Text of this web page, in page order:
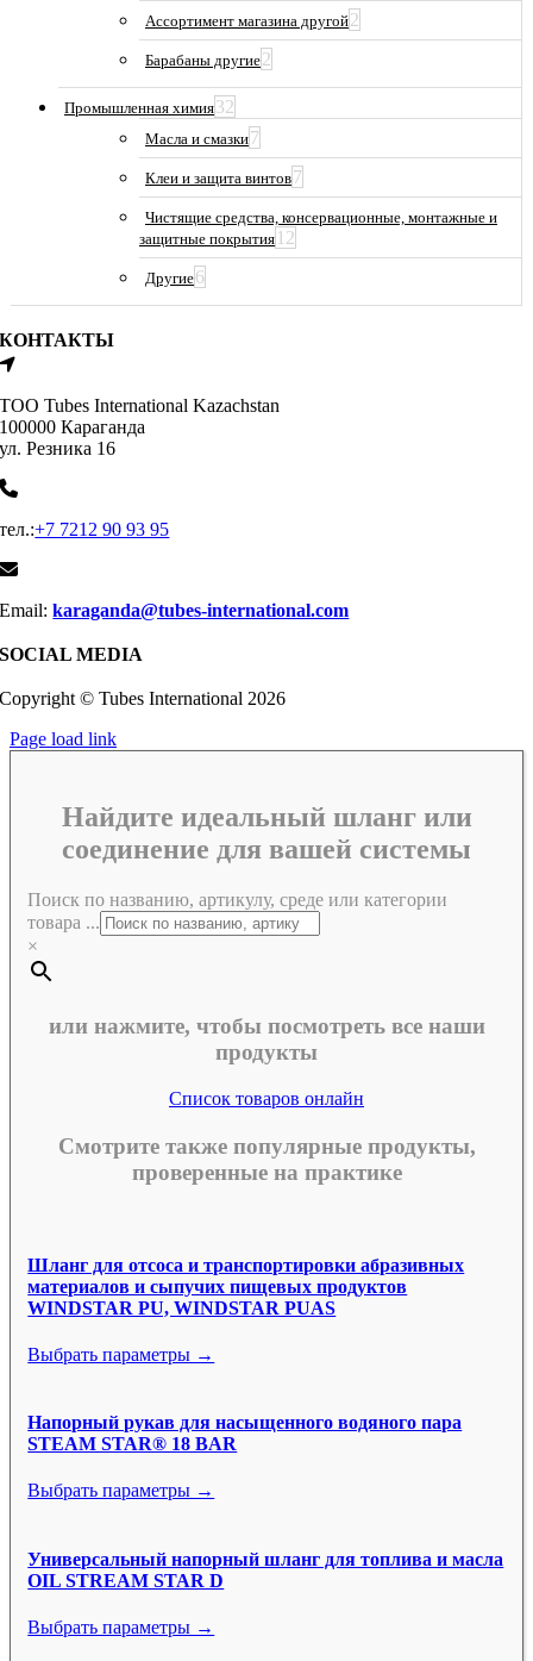
Ассортимент магазина другой2
Барабаны другие2
Промышленная химия32
Масла и смазки7
Клеи и защита винтов7
Чистящие средства, консервационные, монтажные и
защитные покрытия 12
Другие6
КОНТАКТЫ
ТОО Tubes International Kazachstan
100000 Караганда
ул. Резника 16
тел.:+7 7212 90 93 95
Email:karaganda@tubes-international.com
SOCIAL MEDIA
Copyright © Tubes International 2026
Page load link
Найдите идеальный шланг или
соединение для вашей системы
Поиск по названию, артикулу, среде или категории
товара ...
×
или нажмите, чтобы посмотреть все наши
продукты
Список товаров онлайн
Смотрите также популярные продукты,
проверенные на практике
Шланг для отсоса и транспортировки абразивных
материалов и сыпучих пищевых продуктов
WINDSTAR PU, WINDSTAR PUAS
Выбрать параметры →
Напорный рукав для насыщенного водяного пара
STEAM STAR® 18 BAR
Выбрать параметры →
Универсальный напорный шланг для топлива и масла
OIL STREAM STAR D
Выбрать параметры →